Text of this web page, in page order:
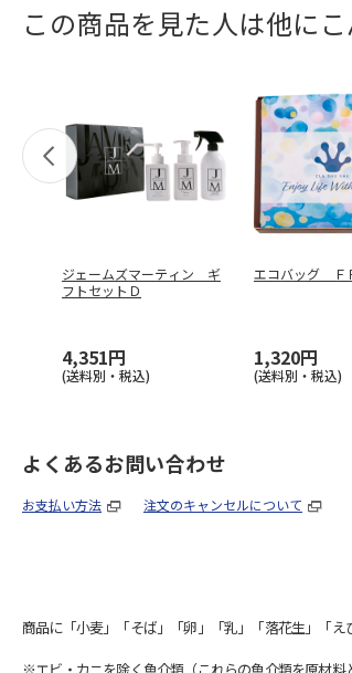
この商品を見た人は他に
ジェームズマーティン ギ
フトセットＤ
4,351円
(送料別・税込)
エコバッグ Ｆ
1,320円
(送料別・税込)
よくあるお問い合わせ
お支払い方法 注文のキャンセルについて
商品に「小麦」「そば」「卵」「乳」「落花生」「